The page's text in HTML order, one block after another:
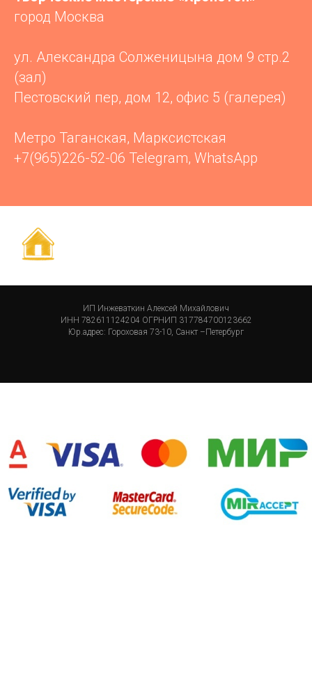
город Москва
ул. Александра Солженицына дом 9 стр.2
(зал)
Пестовский пер, дом 12, офис 5 (галерея)
Метро Таганская, Марксистская
+7(965)226-52-06 Telegram, WhatsApp
ИП Инжеваткин Алексей Михайлович
ИНН 782611124204 ОГРНИП 317784700123662
Юр.адрес: Гороховая 73-10, Санкт –Петербург